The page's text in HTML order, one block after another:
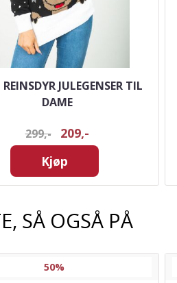
JULEGENSER TIL
DAME
299,-
209,-
Kjøp
SÅ OGSÅ PÅ
50%